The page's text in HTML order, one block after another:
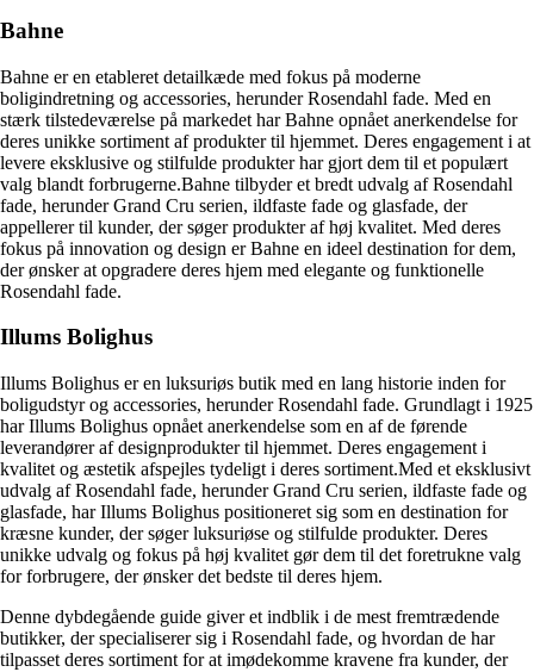
Bahne
Bahne er en etableret detailkæde med fokus på moderne
boligindretning og accessories, herunder Rosendahl fade. Med en
stærk tilstedeværelse på markedet har Bahne opnået anerkendelse for
deres unikke sortiment af produkter til hjemmet. Deres engagement i at
levere eksklusive og stilfulde produkter har gjort dem til et populært
valg blandt forbrugerne.Bahne tilbyder et bredt udvalg af Rosendahl
fade, herunder Grand Cru serien, ildfaste fade og glasfade, der
appellerer til kunder, der søger produkter af høj kvalitet. Med deres
fokus på innovation og design er Bahne en ideel destination for dem,
der ønsker at opgradere deres hjem med elegante og funktionelle
Rosendahl fade.
Illums Bolighus
Illums Bolighus er en luksuriøs butik med en lang historie inden for
boligudstyr og accessories, herunder Rosendahl fade. Grundlagt i 1925
har Illums Bolighus opnået anerkendelse som en af de førende
leverandører af designprodukter til hjemmet. Deres engagement i
kvalitet og æstetik afspejles tydeligt i deres sortiment.Med et eksklusivt
udvalg af Rosendahl fade, herunder Grand Cru serien, ildfaste fade og
glasfade, har Illums Bolighus positioneret sig som en destination for
kræsne kunder, der søger luksuriøse og stilfulde produkter. Deres
unikke udvalg og fokus på høj kvalitet gør dem til det foretrukne valg
for forbrugere, der ønsker det bedste til deres hjem.
Denne dybdegående guide giver et indblik i de mest fremtrædende
butikker, der specialiserer sig i Rosendahl fade, og hvordan de har
tilpasset deres sortiment for at imødekomme kravene fra kunder, der